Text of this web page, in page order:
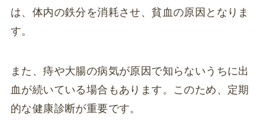
は、体内の鉄分を消耗させ、貧血の原因となりま
す。
また、痔や大腸の病気が原因で知らないうちに出
血が続いている場合もあります。このため、定期
的な健康診断が重要です。